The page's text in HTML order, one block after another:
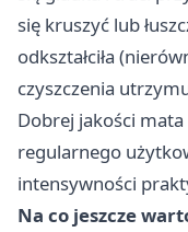
się kruszyć lub
odkształciła
czyszczenia
Dobrej jakości
regularnego
intensywności
Na co jeszcze